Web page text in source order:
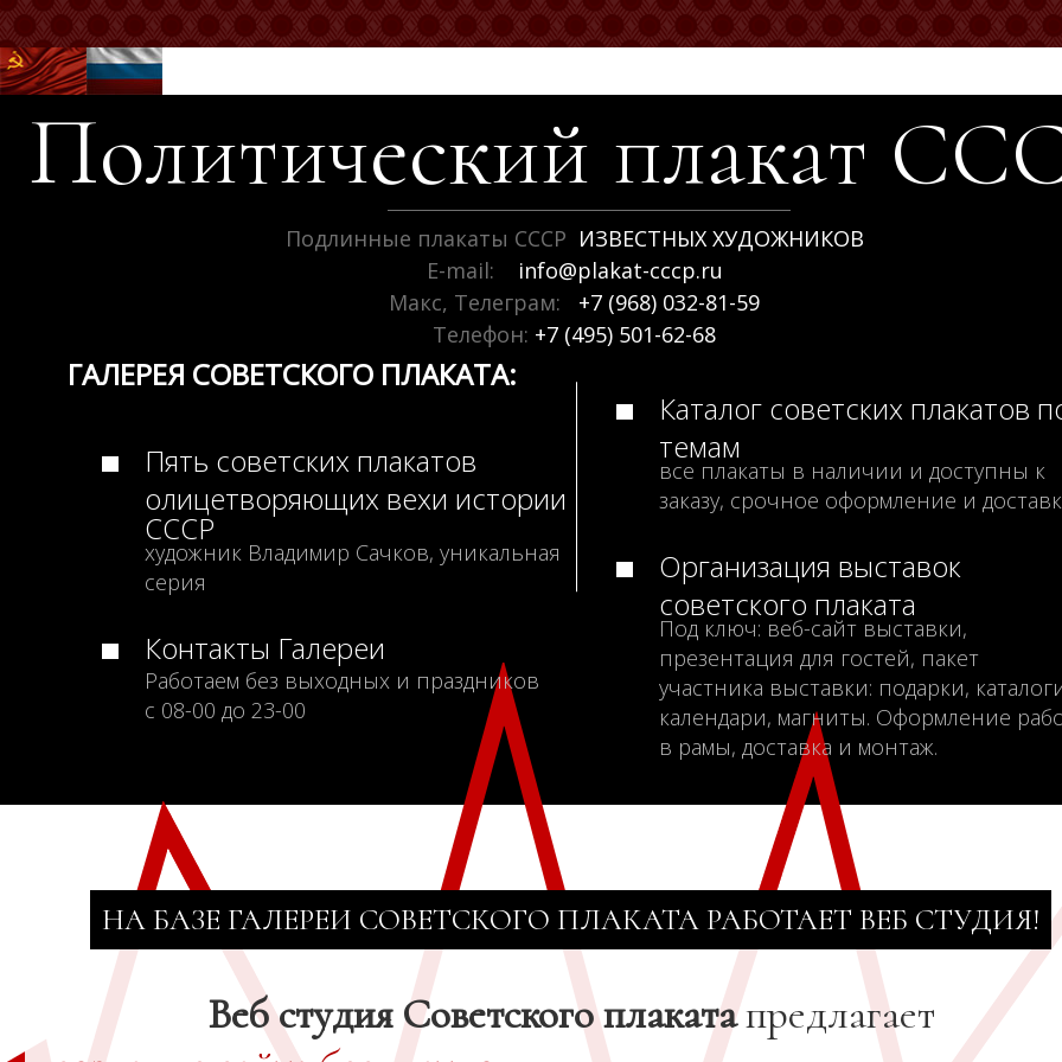
Политический плакат
Подлинные плакаты СССР ИЗВЕСТНЫХ ХУДОЖНИКОВ
E-mail:
info@plakat-cccp.ru
Макс, Телеграм:
+7 (968) 032-81-59
Телефон: +7 (495) 501-62-68
ГАЛЕРЕЯ СОВЕТСКОГО ПЛАКАТА:
Пять советских плакатов
олицетворяющих вехи истории
СССР
художник Владимир Сачков, уникальная
серия
Контакты Галереи
Работаем без выходных и праздников
с 08-00 до 23-00
Каталог советских плакатов
темам
все плакаты в наличии и доступны к
заказу, срочное оформление и
Организация выставок
советского плаката
Под ключ: веб-сайт выставки,
презентация для гостей, пакет
участника выставки: подарки,
календари, магниты. Оформление
в рамы, доставка и монтаж.
НА БАЗЕ ГАЛЕРЕИ СОВЕТСКОГО ПЛАКАТА РАБОТАЕТ ВЕБ СТУДИЯ!
Веб студия Советского плакатапредлагает